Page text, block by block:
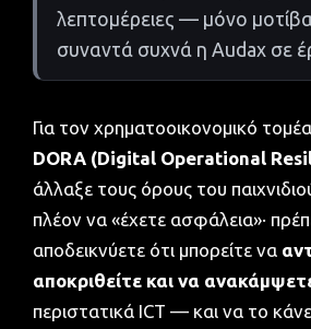
λεπτομέρειες — μόνο
συναντά συχνά η Audax σε
Για τον χρηματοοικονομικό
DORA (Digital Operational
άλλαξε τους όρους του
πλέον να «έχετε ασφάλεια»·
αποδεικνύετε ότι μπορείτε να
αποκριθείτε και να
περιστατικά ICT — και να το